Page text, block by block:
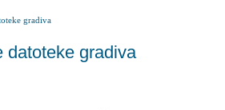
gradiva
datoteke gradiva